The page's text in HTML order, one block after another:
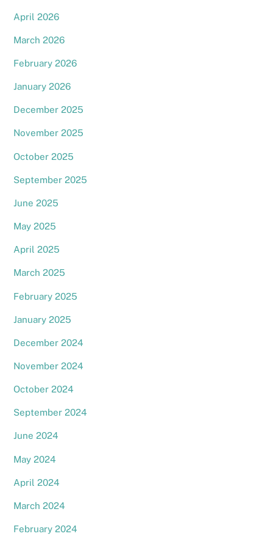
April 2026
March 2026
February 2026
January 2026
December 2025
November 2025
October 2025
September 2025
June 2025
May 2025
April 2025
March 2025
February 2025
January 2025
December 2024
November 2024
October 2024
September 2024
June 2024
May 2024
April 2024
March 2024
February 2024